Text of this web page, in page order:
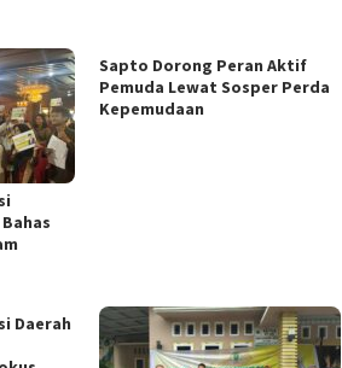
Sapto Dorong Peran Aktif
Pemuda Lewat Sosper Perda
Kepemudaan
Daerah